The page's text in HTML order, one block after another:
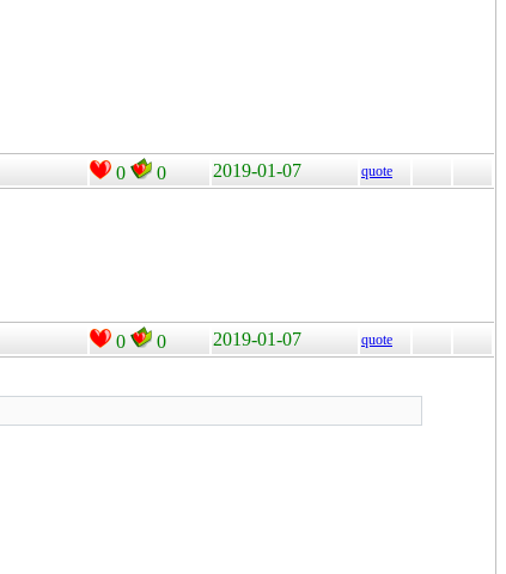
0 0 2019-01-07 quote
0 0 2019-01-07 quote